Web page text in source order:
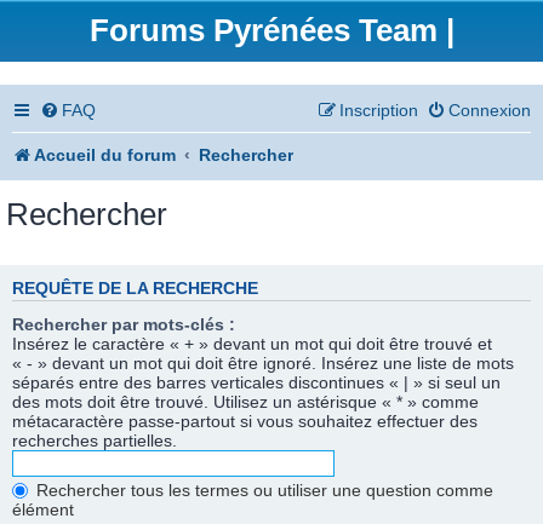
Forums Pyrénées Team |
FAQ Connexion
Inscription
Accueil du forum Rechercher
Rechercher
REQUÊTE DE LA RECHERCHE
Rechercher par mots-clés :
Insérez le caractère « + » devant un mot qui doit être trouvé et
« - » devant un mot qui doit être ignoré. Insérez une liste de mots
séparés entre des barres verticales discontinues « | » si seul un
des mots doit être trouvé. Utilisez un astérisque « * » comme
métacaractère passe-partout si vous souhaitez effectuer des
recherches partielles.
Rechercher tous les termes ou utiliser une question comme
élément